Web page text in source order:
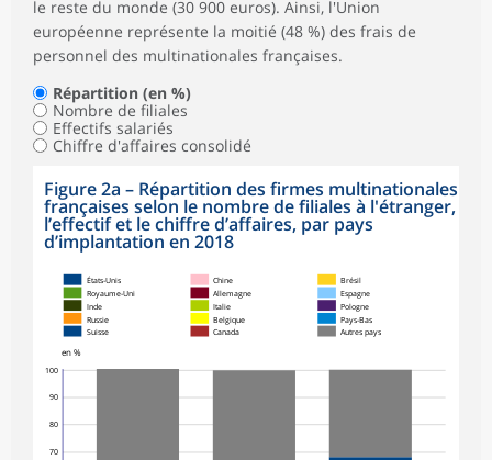
le reste du monde (30 900 euros). Ainsi, l'Union
européenne représente la moitié (48 %) des frais de
personnel des multinationales françaises.
Répartition (en %)
Nombre de filiales
Effectifs salariés
Chiffre d'affaires consolidé
Figure 2a – Répartition des firmes multinationales
françaises selon le nombre de filiales à l'étranger,
l’effectif et le chiffre d’affaires, par pays
d’implantation en 2018
70
80
90
100
en %
États-Unis Chine Brésil
Royaume-Uni Allemagne Espagne
Inde Italie
Pologne
Russie
Belgique Pays-Bas
Suisse Canada Autres pays